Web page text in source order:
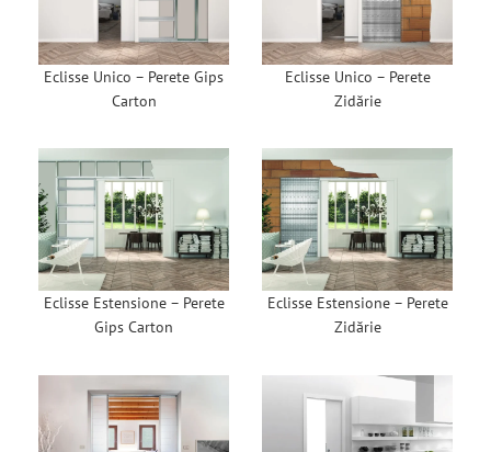
Eclisse Unico – Perete Gips
Carton
Eclisse Unico – Perete
Zidărie
Eclisse Estensione – Perete
Gips Carton
Eclisse Estensione – Perete
Zidărie